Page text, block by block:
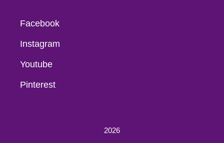
Facebook
Instagram
Youtube
Pinterest
2026